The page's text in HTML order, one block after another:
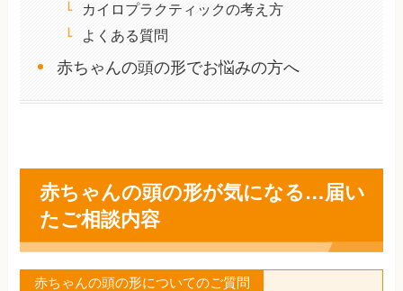
カイロプラクティックの考え方
よくある質問
赤ちゃんの頭の形でお悩みの方へ
赤ちゃんの頭の形が気になる…届い
たご相談内容
赤ちゃんの頭の形についてのご質問